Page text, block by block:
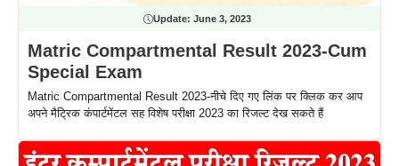
Update: June 3, 2023
Matric Compartmental Result 2023-Cum
Special Exam
Matric Compartmental Result 2023-नीचे दिए गए लिंक पर क्लिक कर आप
अपने मैट्रिक कंपार्टमेंटल सह विशेष परीक्षा 2023 का रिजल्ट देख सकते हैं